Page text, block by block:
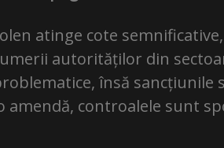
atinge cote
autorităților din
însă sancțiunile
amendă, controalele sunt